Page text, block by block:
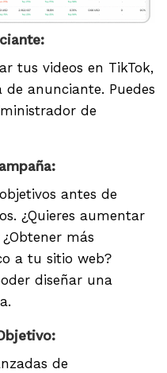
tus videos en TikTok,
anunciante. Puedes
de
antes de
¿Quieres aumentar
más
a tu sitio web?
diseñar una
de